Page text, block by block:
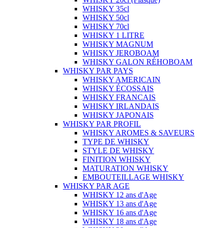
WHISKY 35cl
WHISKY 50cl
WHISKY 70cl
WHISKY 1 LITRE
WHISKY MAGNUM
WHISKY JEROBOAM
WHISKY GALON RÉHOBOAM
WHISKY PAR PAYS
WHISKY AMERICAIN
WHISKY ÉCOSSAIS
WHISKY FRANCAIS
WHISKY IRLANDAIS
WHISKY JAPONAIS
WHISKY PAR PROFIL
WHISKY AROMES & SAVEURS
TYPE DE WHISKY
STYLE DE WHISKY
FINITION WHISKY
MATURATION WHISKY
EMBOUTEILLAGE WHISKY
WHISKY PAR AGE
WHISKY 12 ans d'Age
WHISKY 13 ans d'Age
WHISKY 16 ans d'Age
WHISKY 18 ans d'Age